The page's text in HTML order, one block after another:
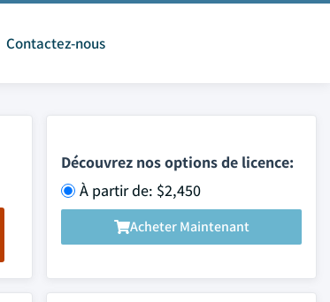
Contactez-nous
Découvrez nos options de licence:
À partir de: $2,450
Acheter Maintenant